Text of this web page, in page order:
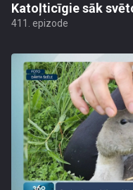
Katoļticīgie sāk
411. epizode